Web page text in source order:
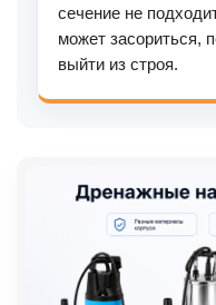
сечение не
может засориться,
выйти из строя.